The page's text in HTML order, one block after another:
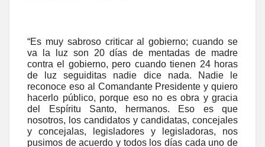
“Es muy sabroso criticar al gobierno; cuando se
va la luz son 20 días de mentadas de madre
contra el gobierno, pero cuando tienen 24 horas
de luz seguiditas nadie dice nada. Nadie le
reconoce eso al Comandante Presidente y quiero
hacerlo público, porque eso no es obra y gracia
del Espíritu Santo, hermanos. Eso es que
nosotros, los candidatos y candidatas, concejales
y concejalas, legisladores y legisladoras, nos
pusimos de acuerdo y todos los días cada uno de